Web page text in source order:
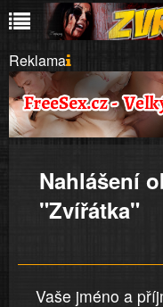
Reklama
Nahlášení
"Zvířátka"
Vaše jméno a